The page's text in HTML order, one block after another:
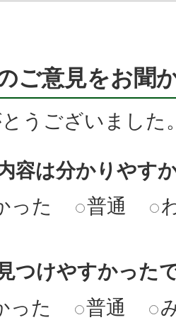
ご意見をお聞
うございました
容は分かりやす
った
普通
つけやすかった
った
普通